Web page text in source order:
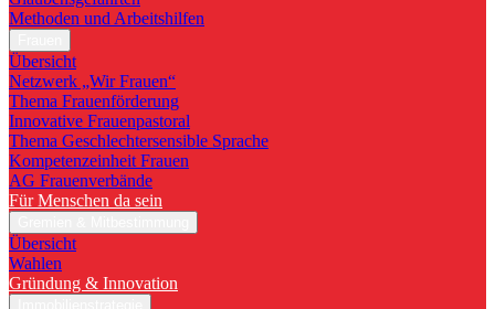
Methoden und Arbeitshilfen
Übersicht
Netzwerk „Wir Frauen“
Thema Frauenförderung
Innovative Frauenpastoral
Thema Geschlechtersensible Sprache
Kompetenzeinheit Frauen
AG Frauenverbände
Für Menschen da sein
Übersicht
Wahlen
Gründung & Innovation